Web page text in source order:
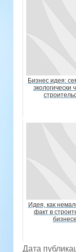
Бизнес идея:
экологически
Идея, как
факт в
бизнесе
Дата